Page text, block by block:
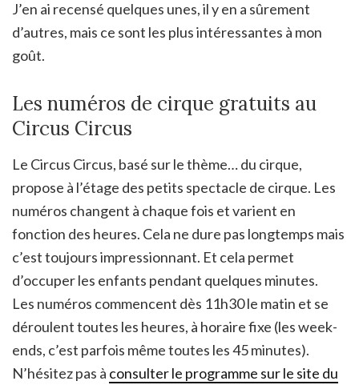
J’en ai recensé quelques unes, il y en a sûrement
d’autres, mais ce sont les plus intéressantes à mon
goût.
Les numéros de cirque gratuits au
Circus Circus
Le Circus Circus, basé sur le thème… du cirque,
propose à l’étage des petits spectacle de cirque. Les
numéros changent à chaque fois et varient en
fonction des heures. Cela ne dure pas longtemps mais
c’est toujours impressionnant. Et cela permet
d’occuper les enfants pendant quelques minutes.
Les numéros commencent dès 11h30 le matin et se
déroulent toutes les heures, à horaire fixe (les week-
ends, c’est parfois même toutes les 45 minutes).
N’hésitez pas à consulter le programme sur le site du